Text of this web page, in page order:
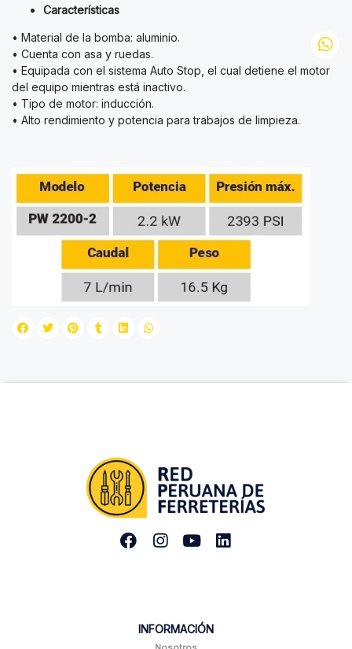
Características
• Material de la bomba: aluminio.
• Cuenta con asa y ruedas.
• Equipada con el sistema Auto Stop, el cual detiene el motor
del equipo mientras está inactivo.
• Tipo de motor: inducción.
• Alto rendimiento y potencia para trabajos de limpieza.
INFORMACIÓN